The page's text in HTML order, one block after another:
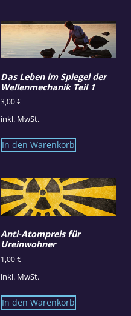
Das Leben im Spiegel der
Wellenmechanik Teil 1
3,00€
inkl. MwSt.
In den Warenkorb
Anti-Atompreis für
Ureinwohner
1,00€
inkl. MwSt.
In den Warenkorb